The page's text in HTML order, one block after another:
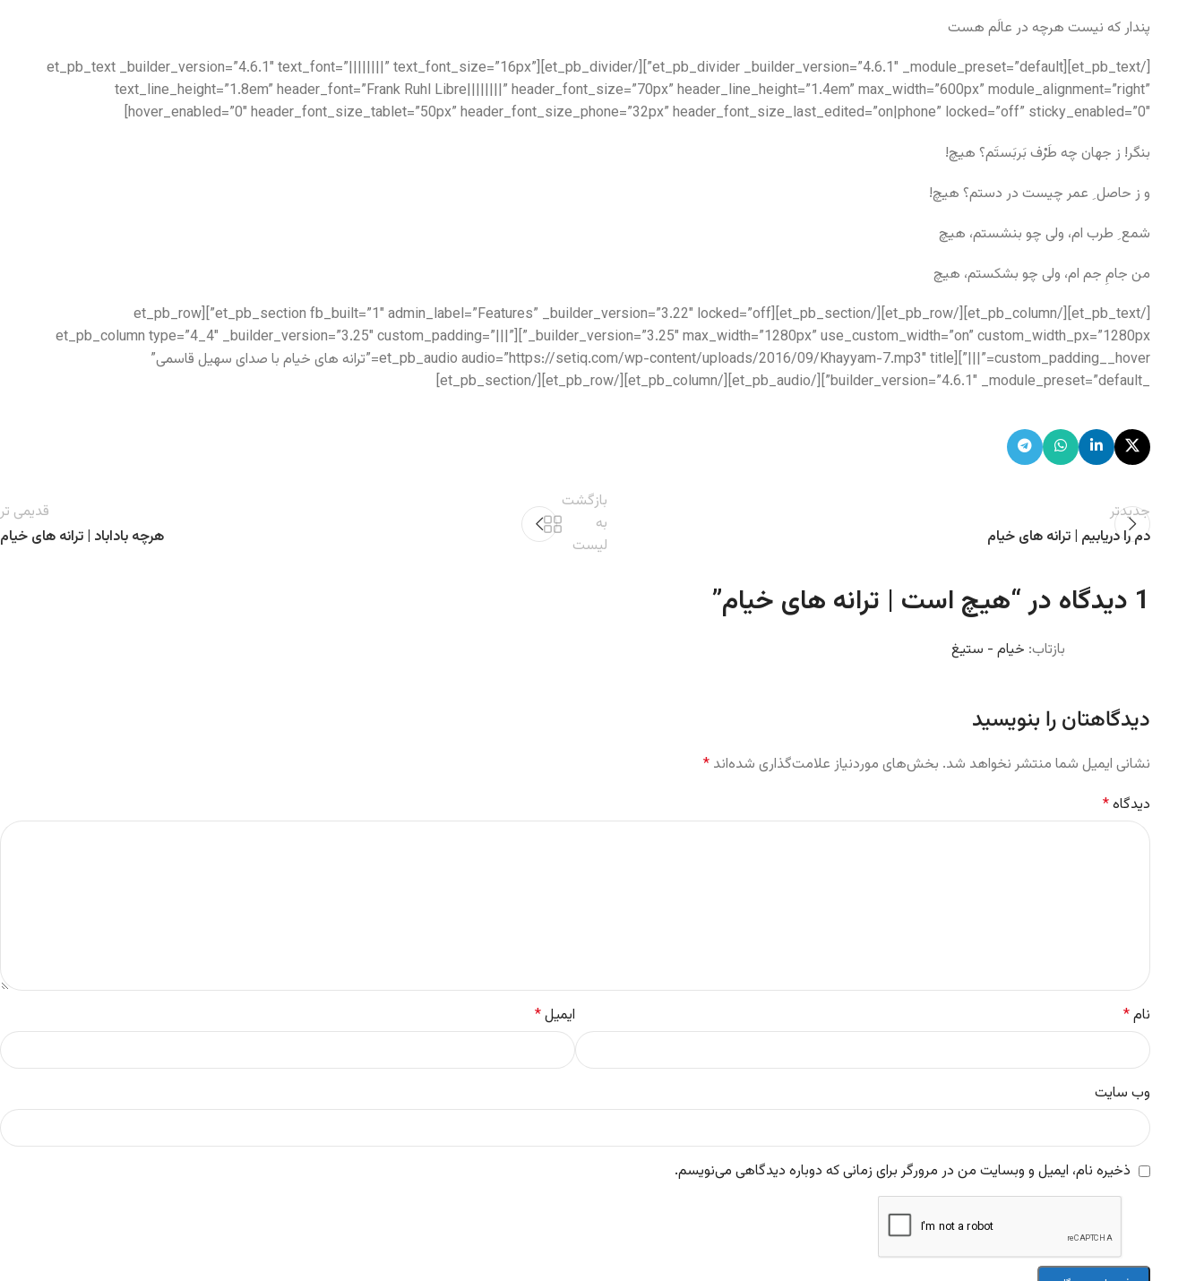
پندار که نیست هرچه در عالَم هست
[/et_pb_text][et_pb_divider _builder_version=”4.6.1″ _module_preset=”default”][/et_pb_divider][et_pb_text _builder_version=”4.6.1″ text_font=”||||||||” text_font_size=”16px”
text_line_height=”1.8em” header_font=”Frank Ruhl Libre||||||||” header_font_size=”70px” header_line_height=”1.4em” max_width=”600px” module_alignment=”right”
hover_enabled=”0″ header_font_size_tablet=”50px” header_font_size_phone=”32px” header_font_size_last_edited=”on|phone” locked=”off” sticky_enabled=”0″]
بنگر! ز جهان چه طَرْف بَربَستَم؟ هیچ!
و ز حاصل ِ عمر چیست در دستم؟ هیچ!
شمع ِ طرب ام، ولی چو بنشستم، هیچ
من جامِ جم ام، ولی چو بشکستم، هیچ
[/et_pb_text][/et_pb_column][/et_pb_row][/et_pb_section][et_pb_section fb_built=”1″ admin_label=”Features” _builder_version=”3.22″ locked=”off”][et_pb_row
_builder_version=”3.25″ max_width=”1280px” use_custom_width=”on” custom_width_px=”1280px”][et_pb_column type=”4_4″ _builder_version=”3.25″ custom_padding=”|||”
custom_padding__hover=”|||”][et_pb_audio audio=”https://setiq.com/wp-content/uploads/2016/09/Khayyam-7.mp3″ title=”ترانه های خیام با صدای سهیل قاسمی”
_builder_version=”4.6.1″ _module_preset=”default”][/et_pb_audio][/et_pb_column][/et_pb_row][/et_pb_section]
جدیدتر
دم را دریابیم | ترانه های خیام
بازگشت
به
لیست
قدیمی تر
هرچه باداباد | ترانه های خیام
1 دیدگاه در “ هیچ است | ترانه های خیام”
بازتاب: خیام - ستیغ
دیدگاهتان را بنویسید
نشانی ایمیل شما منتشر نخواهد شد. بخش‌های موردنیاز علامت‌گذاری شده‌اند *
دیدگاه*
نام* ایمیل*
وب‌ سایت
ذخیره نام، ایمیل و وبسایت من در مرورگر برای زمانی که دوباره دیدگاهی می‌نویسم.